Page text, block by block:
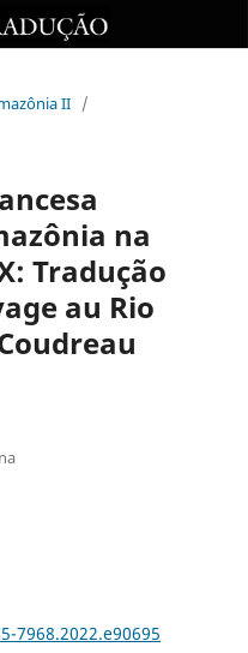
II /
na
Tradução
au Rio
7968.2022.e90695